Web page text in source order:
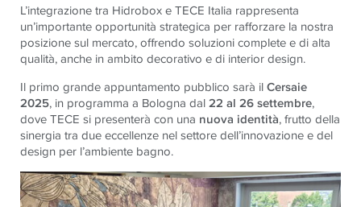
L’integrazione tra Hidrobox e TECE Italia rappresenta
un’importante opportunità strategica per rafforzare la nostra
posizione sul mercato, offrendo soluzioni complete e di alta
qualità, anche in ambito decorativo e di interior design.
Il primo grande appuntamento pubblico sarà ilCersaie
2025, in programma a Bologna dal22 al 26 settembre,
dove TECE si presenterà con una nuova identità, frutto della
sinergia tra due eccellenze nel settore dell’innovazione e del
design per l’ambiente bagno.